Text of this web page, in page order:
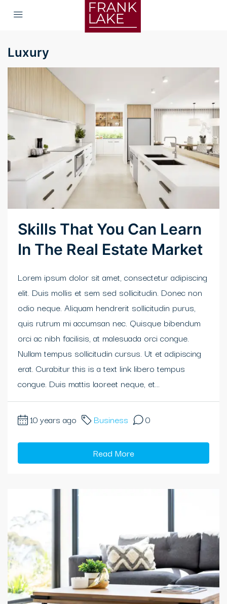
Luxury
Skills That You Can Learn
In The Real Estate Market
Lorem ipsum dolor sit amet, consectetur adipiscing
elit. Duis mollis et sem sed sollicitudin. Donec non
odio neque. Aliquam hendrerit sollicitudin purus,
quis rutrum mi accumsan nec. Quisque bibendum
orci ac nibh facilisis, at malesuada orci congue.
Nullam tempus sollicitudin cursus. Ut et adipiscing
erat. Curabitur this is a text link libero tempus
congue. Duis mattis laoreet neque, et...
10 years ago Business 0
Read More